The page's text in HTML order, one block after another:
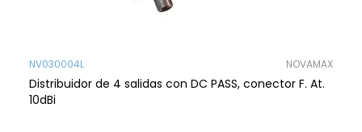
NV030004L NOVAMAX
Distribuidor de 4 salidas con DC PASS, conector F. At.
10dBi